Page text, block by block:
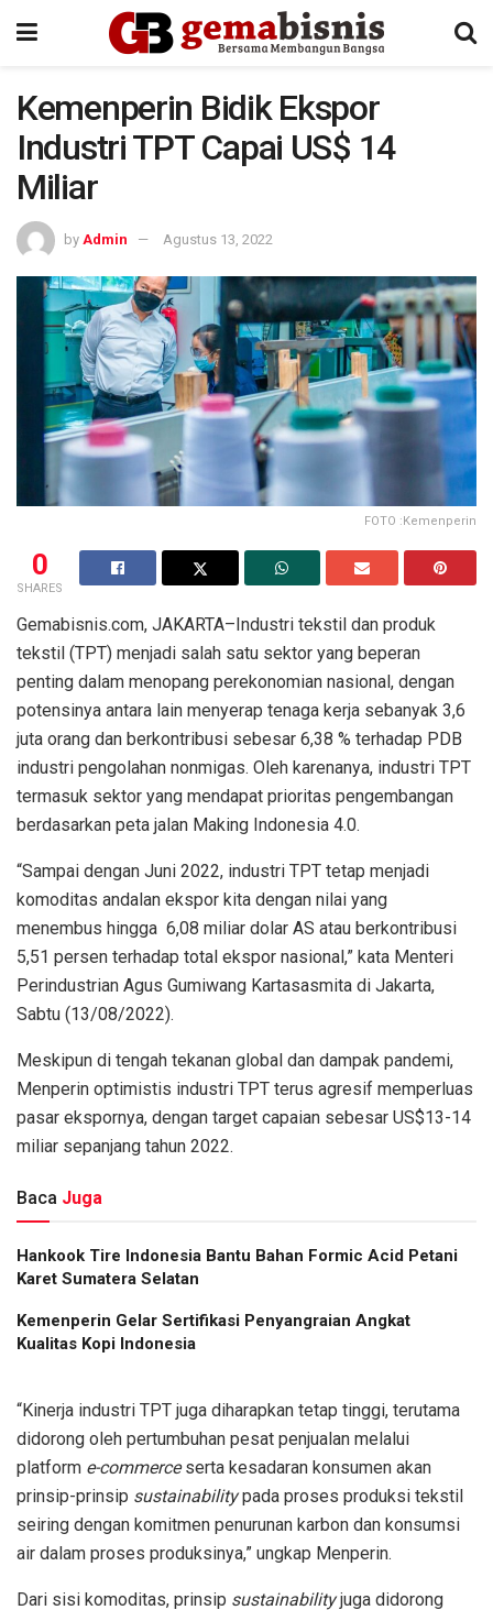
Kemenperin Bidik Ekspor
Industri TPT Capai US$ 14
Miliar
by Admin Agustus 13, 2022
FOTO :Kemenperin
0
SHARES
Gemabisnis.com, JAKARTA–Industri tekstil dan produk
tekstil (TPT) menjadi salah satu sektor yang beperan
penting dalam menopang perekonomian nasional, dengan
potensinya antara lain menyerap tenaga kerja sebanyak 3,6
juta orang dan berkontribusi sebesar 6,38 % terhadap PDB
industri pengolahan nonmigas. Oleh karenanya, industri TPT
termasuk sektor yang mendapat prioritas pengembangan
berdasarkan peta jalan Making Indonesia 4.0.
“Sampai dengan Juni 2022, industri TPT tetap menjadi
komoditas andalan ekspor kita dengan nilai yang
menembus hingga 6,08 miliar dolar AS atau berkontribusi
5,51 persen terhadap total ekspor nasional,” kata Menteri
Perindustrian Agus Gumiwang Kartasasmita di Jakarta,
Sabtu (13/08/2022).
Meskipun di tengah tekanan global dan dampak pandemi,
Menperin optimistis industri TPT terus agresif memperluas
pasar ekspornya, dengan target capaian sebesar US$13-14
miliar sepanjang tahun 2022.
Baca Juga
Hankook Tire Indonesia Bantu Bahan Formic Acid Petani
Karet Sumatera Selatan
Kemenperin Gelar Sertifikasi Penyangraian Angkat
Kualitas Kopi Indonesia
“Kinerja industri TPT juga diharapkan tetap tinggi, terutama
didorong oleh pertumbuhan pesat penjualan melalui
platform e-commerceserta kesadaran konsumen akan
prinsip-prinsip sustainabilitypada proses produksi tekstil
seiring dengan komitmen penurunan karbon dan konsumsi
air dalam proses produksinya,” ungkap Menperin.
Dari sisi komoditas, prinsip sustainabilityjuga didorong